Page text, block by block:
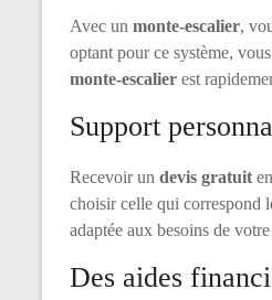
Avec un monte-escalier,
optant pour ce système,
monte-escalier est
Support
Recevoir un devis gratuit
choisir celle qui correspond
adaptée aux besoins de
Des aides